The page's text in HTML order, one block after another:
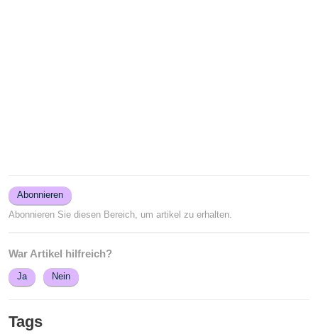
Abonnieren
Abonnieren Sie diesen Bereich, um artikel zu erhalten.
War Artikel hilfreich?
Ja Nein
Tags